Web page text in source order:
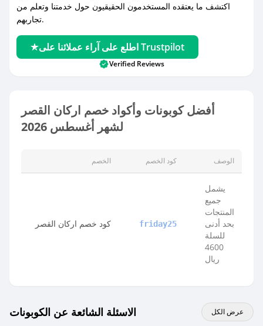
اكتشف ما يعتقده المستخدمون الحقيقيون حول خدمتنا وتعلم من
تجاربهم.
اطلع على آراء عملائنا على Trustpilot
Verified Reviews
أفضل كوبونات وأكواد خصم اركان القصر
لشهر أغسطس 2026
الخصم كود الخصم الوصف
كود خصم اركان القصر friday25
يشمل
جميع
المنتجات
بحد أدنى
للسلة
4600
ريال
الاسئلة الشائعة عن الكوبونات عرض الكل